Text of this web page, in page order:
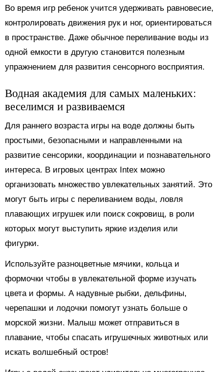
Во время игр ребенок учится удерживать равновесие,
контролировать движения рук и ног, ориентироваться
в пространстве. Даже обычное переливание воды из
одной емкости в другую становится полезным
упражнением для развития сенсорного восприятия.
Водная академия для самых маленьких:
веселимся и развиваемся
Для раннего возраста игры на воде должны быть
простыми, безопасными и направленными на
развитие сенсорики, координации и познавательного
интереса. В игровых центрах Intex можно
организовать множество увлекательных занятий. Это
могут быть игры с переливанием воды, ловля
плавающих игрушек или поиск сокровищ, в роли
которых могут выступить яркие изделия или
фигурки.
Используйте разноцветные мячики, кольца и
формочки чтобы в увлекательной форме изучать
цвета и формы. А надувные рыбки, дельфины,
черепашки и лодочки помогут узнать больше о
морской жизни. Малыш может отправиться в
плавание, чтобы спасать игрушечных животных или
искать волшебный остров!